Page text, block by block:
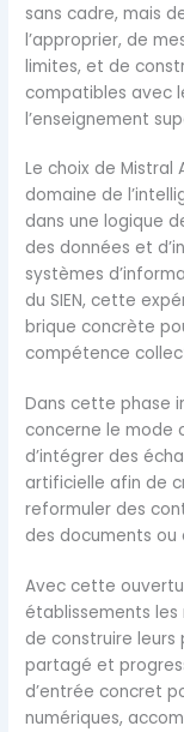
sans cadre, mais
l’approprier, de
limites, et de
compatibles avec
l’enseignement
Le choix de
domaine de
dans une logique
des données et
systèmes
du SIEN, cette
brique concrète
compétence
Dans cette phase
concerne le mode
d’intégrer des
artificielle afin de
reformuler des
des documents ou
Avec cette
établissements
de construire leurs
partagé et
d’entrée concret
numériques,